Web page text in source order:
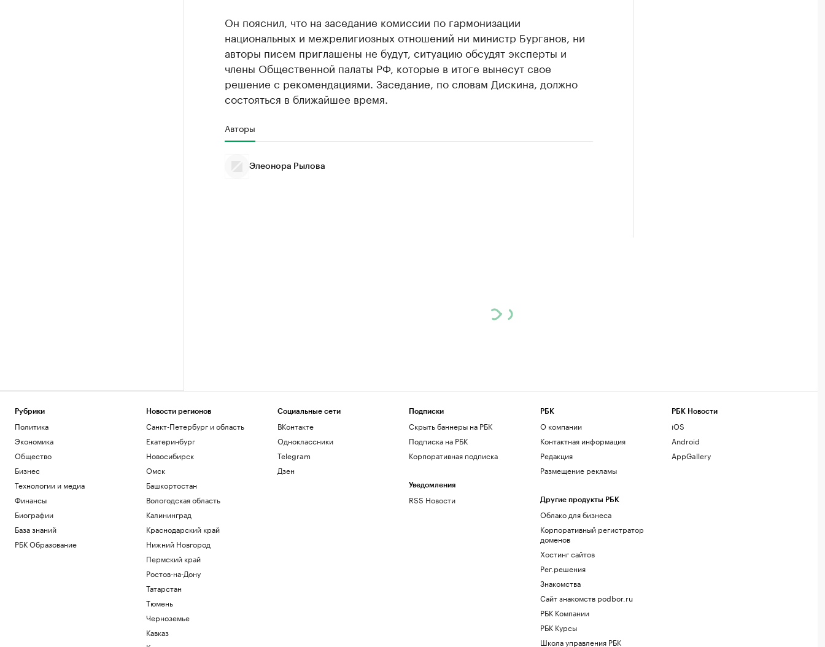
Он пояснил, что на заседание комиссии по гармонизации
национальных и межрелигиозных отношений ни министр Бурганов, ни
авторы писем приглашены не будут, ситуацию обсудят эксперты и
члены Общественной палаты РФ, которые в итоге вынесут свое
решение с рекомендациями. Заседание, по словам Дискина, должно
состояться в ближайшее время.
Авторы
Элеонора Рылова
Рубрики
Политика
Экономика
Общество
Бизнес
Технологии и медиа
Финансы
Биографии
База знаний
РБК Образование
Новости регионов
Санкт-Петербург и область
Екатеринбург
Новосибирск
Омск
Башкортостан
Вологодская область
Калининград
Краснодарский край
Нижний Новгород
Пермский край
Ростов-на-Дону
Татарстан
Тюмень
Черноземье
Кавказ
Социальные сети
ВКонтакте
Одноклассники
Telegram
Дзен
Подписки
Скрыть баннеры на РБК
Подписка на РБК
Корпоративная подписка
Уведомления
RSS Новости
РБК
О компании
Контактная информация
Редакция
Размещение рекламы
Другие продукты РБК
Облако для бизнеса
Корпоративный регистратор
доменов
Хостинг сайтов
Рег.решения
Знакомства
Сайт знакомств podbor.ru
РБК Компании
РБК Курсы
Школа управления РБК
РБК Новости
iOS
Android
AppGallery